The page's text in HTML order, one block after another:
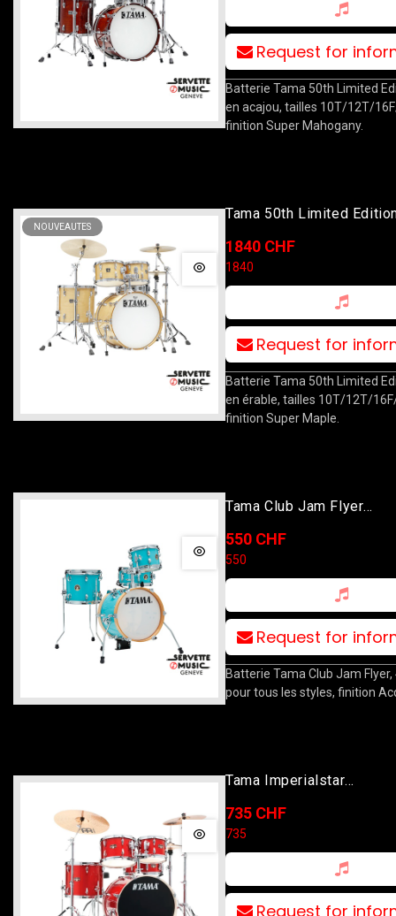
Request for
Batterie Tama 50th Limited
en acajou, tailles 10T/12T/
finition Super Mahogany.
NOUVEAUTES
Tama 50th Limited
1840 CHF
1840
Request for
Batterie Tama 50th Limited
en érable, tailles 10T/12T/
finition Super Maple.
Tama Club Jam Flyer
Stands
550 CHF
550
Request for
Batterie Tama Club Jam
pour tous les styles, finition
Tama Imperialstar
Mist Avec Stands
735 CHF
735
Request for